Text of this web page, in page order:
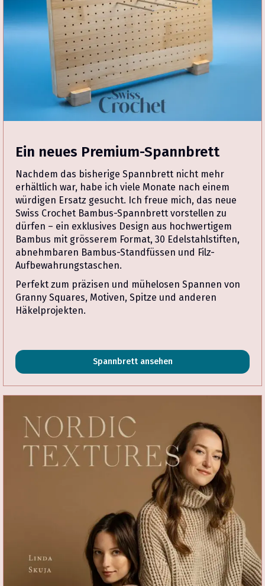
Ein neues Premium-Spannbrett
Nachdem das bisherige Spannbrett nicht mehr
erhältlich war, habe ich viele Monate nach einem
würdigen Ersatz gesucht. Ich freue mich, das neue
Swiss Crochet Bambus-Spannbrett vorstellen zu
dürfen – ein exklusives Design aus hochwertigem
Bambus mit grösserem Format, 30 Edelstahlstiften,
abnehmbaren Bambus-Standfüssen und Filz-
Aufbewahrungstaschen.
Perfekt zum präzisen und mühelosen Spannen von
Granny Squares, Motiven, Spitze und anderen
Häkelprojekten.
Spannbrett ansehen